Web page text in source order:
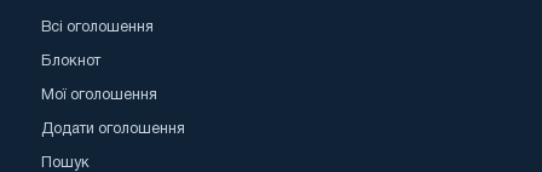
Всі оголошення
Блокнот
Мої оголошення
Додати оголошення
Пошук